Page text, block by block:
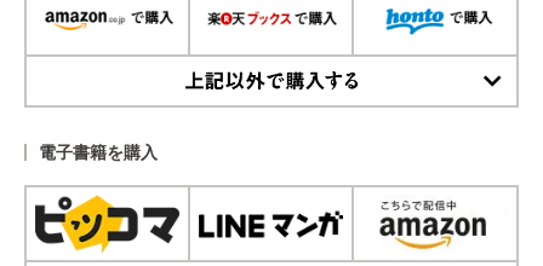
電子書籍を購入